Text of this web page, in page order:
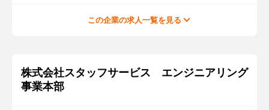
この企業の求人一覧を見る
株式会社スタッフサービス エンジニアリング
事業本部